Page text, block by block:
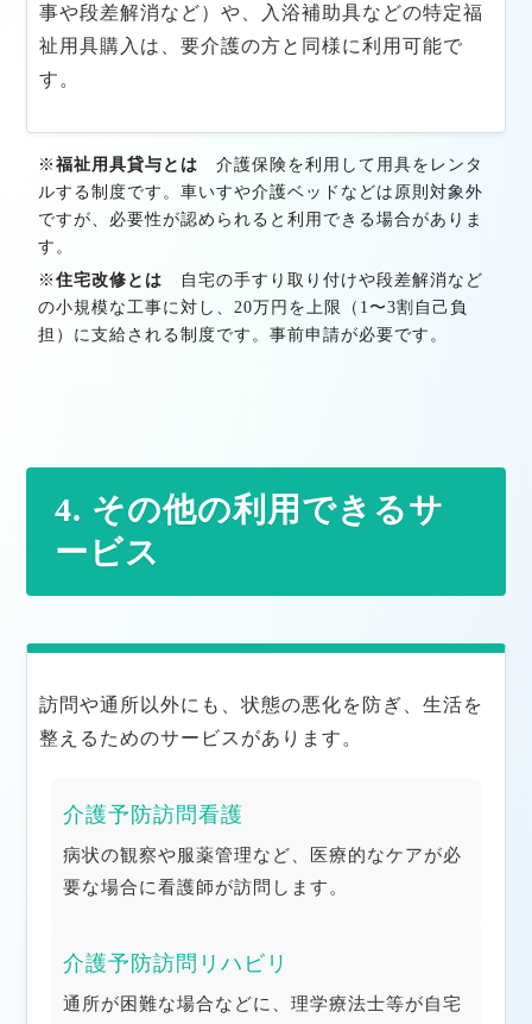
事や段差解消など）や、入浴補助具などの特定福
祉用具購入は、要介護の方と同様に利用可能で
す。
※ 福祉用具貸与とは 介護保険を利用して用具をレンタ
ルする制度です。車いすや介護ベッドなどは原則対象外
ですが、必要性が認められると利用できる場合がありま
す。
※ 住宅改修とは 自宅の手すり取り付けや段差解消など
の小規模な工事に対し、20万円を上限（1〜3割自己負
担）に支給される制度です。事前申請が必要です。
4. その他の利用できるサ
ービス
訪問や通所以外にも、状態の悪化を防ぎ、生活を
整えるためのサービスがあります。
介護予防訪問看護
病状の観察や服薬管理など、医療的なケアが必
要な場合に看護師が訪問します。
介護予防訪問リハビリ
通所が困難な場合などに、理学療法士等が自宅